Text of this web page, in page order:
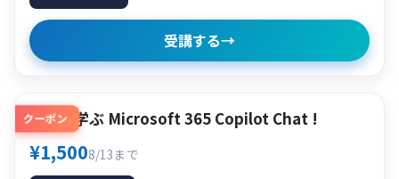
受講する→
クーポン
使って学ぶ Microsoft 365 Copilot Chat !
¥1,5008/13まで